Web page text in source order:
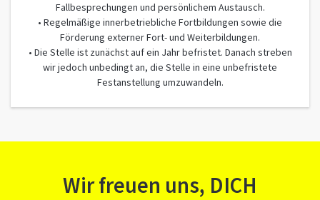
Fallbesprechungen und persönlichem Austausch.
• Regelmäßige innerbetriebliche Fortbildungen sowie die
Förderung externer Fort- und Weiterbildungen.
• Die Stelle ist zunächst auf ein Jahr befristet. Danach streben
wir jedoch unbedingt an, die Stelle in eine unbefristete
Festanstellung umzuwandeln.
Wir freuen uns, DICH